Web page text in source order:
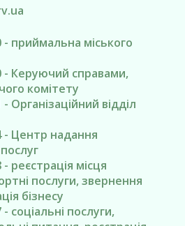
- приймальна міського
- Керуючий справами,
комітету
Організаційний відділ
- Центр надання
реєстрація місця
послуги, звернення
бізнесу
соціальні послуги,